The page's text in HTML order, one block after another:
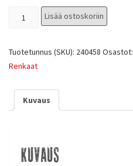
Lisää ostoskoriin
Tuotetunnus (SKU): 240458 Osastot:
Renkaat
Kuvaus
Kuvaus